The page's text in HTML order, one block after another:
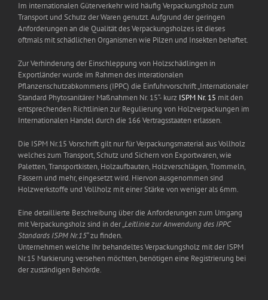
Im internationalen Güterverkehr wird häufig Verpackungsholz zum
Transport und Schutz der Waren genutzt. Aufgrund der geringen
Anforderungen an die Qualität des Verpackungsholzes ist dieses
oftmals mit schädlichen Organismen wie Pilzen und Insekten behaftet.
Zur Verhinderung der Einschleppung von Holzschädlingen in
Exportländer wurde im Rahmen des interationalen
Pflanzenschutzabkommens (IPPC) die Einfuhrvorschrift „Internationaler
Standard Phytosanitärer Maßnahmen Nr. 15“- kurz ISPM Nr. 15 mit den
entsprechenden Richtlinien zur Regulierung von Holzverpackungen im
Internationalen Handel durch die 166 Vertragsstaaten erlassen.
Die ISPM Nr.15 Vorschrift gilt nur für Verpackungsmaterial aus Vollholz
welches zum Transport, Schutz und Sichern von Exportwaren, wie
Paletten, Transportkisten, Holzaufbauten, Holzverschlägen, Trommeln,
Fässern und mehr, eingesetzt wird. Hiervon ausgenommen sind
Holzwerkstoffe und Vollholz mit einer Stärke von weniger als 6mm.
Eine detaillierte Beschreibung über die Anforderungen zum Umgang
mit Verpackungsholz sind in der „Leitlinie zur Anwendung des IPPC
Standards ISPM Nr.15“ zu finden.
Unternehmen welche Ihr behandeltes Verpackungsholz mit der ISPM
Nr.15 Markierung versehen möchten, benötigen eine Registrierung bei
der zuständigen Behörde.